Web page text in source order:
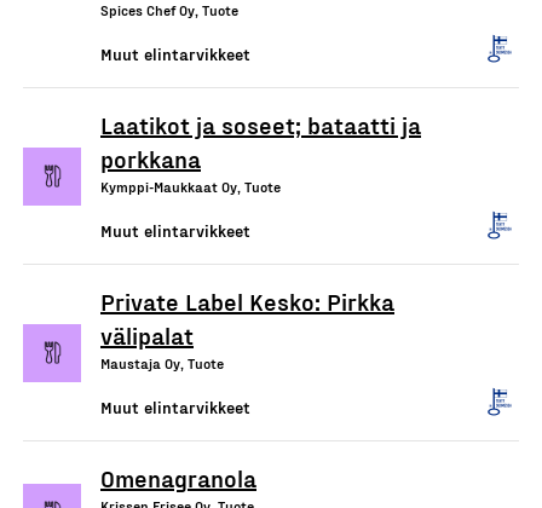
Spices Chef Oy, Tuote
Muut elintarvikkeet
Laatikot ja soseet; bataatti ja
porkkana
Kymppi-Maukkaat Oy, Tuote
Muut elintarvikkeet
Private Label Kesko: Pirkka
välipalat
Maustaja Oy, Tuote
Muut elintarvikkeet
Omenagranola